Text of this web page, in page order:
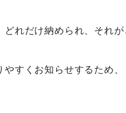
れだけ納められ、それが
すくお知らせするため、